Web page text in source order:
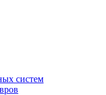
систем